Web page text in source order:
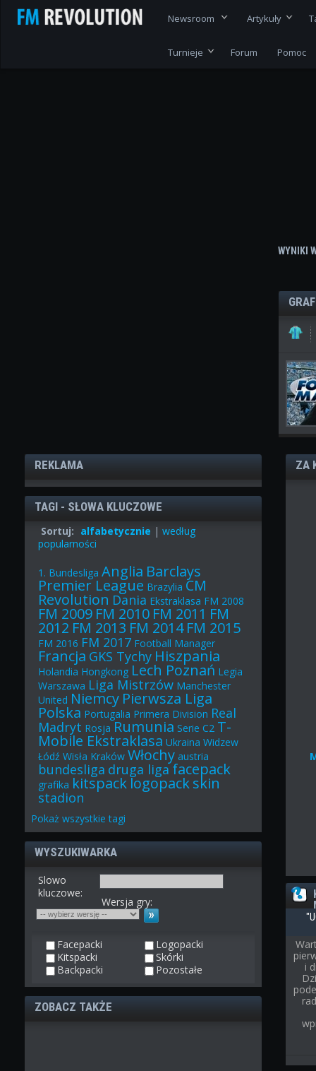
Newsroom Artykuły
Turnieje Forum Pomoc
WYNIKI
REKLAMA
TAGI - SŁOWA KLUCZOWE
Sortuj: alfabetycznie |według
popularności
1. Bundesliga Anglia Barclays
Premier League Brazylia CM
Revolution Dania Ekstraklasa FM 2008
FM 2009 FM 2010 FM 2011 FM
2012 FM 2013 FM 2014 FM 2015
FM 2016 FM 2017 Football Manager
Francja GKS Tychy Hiszpania
Holandia Hongkong Lech Poznań Legia
Warszawa Liga Mistrzów Manchester
United Niemcy Pierwsza Liga
Polska Portugalia Primera Division Real
Madryt Rosja Rumunia Serie C2 T-
Mobile Ekstraklasa Ukraina Widzew
Łódź Wisła Kraków Włochy austria
bundesliga druga ligafacepack
grafika kitspacklogopackskin
stadion
Pokażwszystkie tagi
WYSZUKIWARKA
Slowo
kluczowe:
Wersja gry:
Facepacki
Logopacki
Kitspacki
Skórki
Backpacki
Pozostałe
ZOBACZ TAKŻE
ZA
i